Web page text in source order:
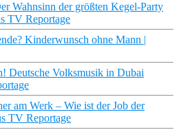
Wahnsinn der größten Kegel-Party
TV Reportage
Kinderwunsch ohne Mann |
Deutsche Volksmusik in Dubai
am Werk – Wie ist der Job der
TV Reportage